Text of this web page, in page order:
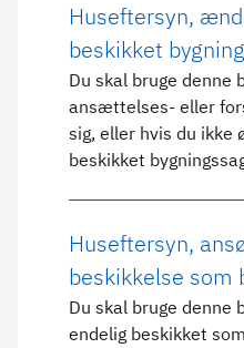
Huseftersyn,
beskikket
Du skal bruge denne
ansættelses- eller
sig, eller hvis du ikke
beskikket
Huseftersyn,
beskikkelse som
Du skal bruge denne
endelig beskikket